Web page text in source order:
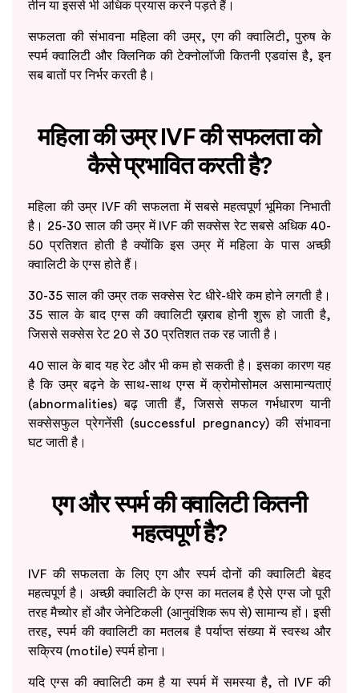
तीन या इससे भी अधिक प्रयास करने पड़ते हैं।
सफलता की संभावना महिला की उम्र, एग की क्वालिटी, पुरुष के
स्पर्म क्वालिटी और क्लिनिक की टेक्नोलॉजी कितनी एडवांस है, इन
सब बातों पर निर्भर करती है।
महिला की उम्र IVF की सफलता को
कैसे प्रभावित करती है?
महिला की उम्र IVF की सफलता में सबसे महत्वपूर्ण भूमिका निभाती
है। 25-30 साल की उम्र में IVF की सक्सेस रेट सबसे अधिक 40-
50 प्रतिशत होती है क्योंकि इस उम्र में महिला के पास अच्छी
क्वालिटी के एग्स होते हैं।
30-35 साल की उम्र तक सक्सेस रेट धीरे-धीरे कम होने लगती है।
35 साल के बाद एग्स की क्वालिटी ख़राब होनी शुरू हो जाती है,
जिससे सक्सेस रेट 20 से 30 प्रतिशत तक रह जाती है।
40 साल के बाद यह रेट और भी कम हो सकती है। इसका कारण यह
है कि उम्र बढ़ने के साथ-साथ एग्स में क्रोमोसोमल असामान्यताएं
(abnormalities) बढ़ जाती हैं, जिससे सफल गर्भधारण यानी
सक्सेसफुल प्रेगनेंसी (successful pregnancy) की संभावना
घट जाती है।
एग और स्पर्म की क्वालिटी कितनी
महत्वपूर्ण है?
IVF की सफलता के लिए एग और स्पर्म दोनों की क्वालिटी बेहद
महत्वपूर्ण है। अच्छी क्वालिटी के एग्स का मतलब है ऐसे एग्स जो पूरी
तरह मैच्योर हों और जेनेटिकली (आनुवंशिक रूप से) सामान्य हों। इसी
तरह, स्पर्म की क्वालिटी का मतलब है पर्याप्त संख्या में स्वस्थ और
सक्रिय (motile) स्पर्म होना।
यदि एग्स की क्वालिटी कम है या स्पर्म में समस्या है, तो IVF की